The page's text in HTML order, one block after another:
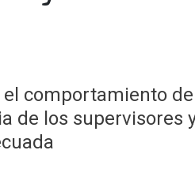
comportamiento de
de los supervisores